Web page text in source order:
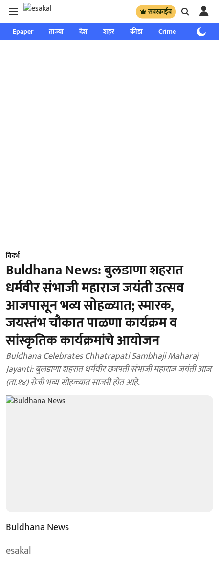
सबस्क्राईब
Epaper ताज्या देश शहर क्रीडा Crime साप्ताहिक
विदर्भ
Buldhana News: बुलडाणा शहरात
धर्मवीर संभाजी महाराज जयंती उत्सव
आजपासून भव्य सोहळ्यात; स्मारक,
जयस्तंभ चौकात पाळणा कार्यक्रम व
सांस्कृतिक कार्यक्रमांचे आयोजन
Buldhana Celebrates Chhatrapati Sambhaji Maharaj
Jayanti: बुलडाणा शहरात धर्मवीर छत्रपती संभाजी महाराज जयंती आज
(ता.१४) रोजी भव्य सोहळ्यात साजरी होत आहे.
Buldhana News
esakal